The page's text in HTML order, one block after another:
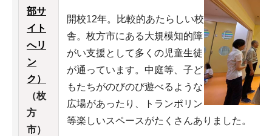
部サ
イト
へリ
ン
ク）
（枚
方
市）
開校12年。比較的あたらしい校
舎。枚方市にある大規模知的障
がい支援として多くの児童生徒
が通っています。中庭等、子ど
もたちがのびのび遊べるような
広場があったり、トランポリン
等楽しいスペースがたくさんありました。